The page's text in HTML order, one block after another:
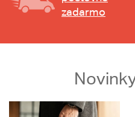
zadarmo